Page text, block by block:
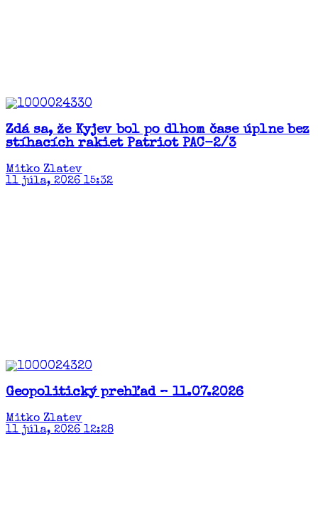
Zdá sa, že Kyjev bol po dlhom čase úplne bez
stíhacích rakiet Patriot PAC-2/3
Mitko Zlatev
11 júla, 2026 15:32
Geopolitický prehľad – 11.07.2026
Mitko Zlatev
11 júla, 2026 12:28